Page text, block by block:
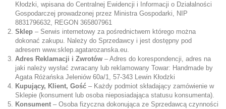
Kłodzki, wpisana do Centralnej Ewidencji i Informacji o Działalności
Gospodarczej prowadzonej przez Ministra Gospodarki, NIP
8831796632, REGON 365807961
Sklep – Serwis internetowy za pośrednictwem którego można
dokonać zakupu. Należy do Sprzedawcy i jest dostępny pod
adresem www.sklep.agatarozanska.eu.
Adres Reklamacji i Zwrotów – Adres do korespondencji, adres na
jaki należy wysłać zwracany lub reklamowany Towar: Handmade by
Agata Różańska Jeleniów 60a/1, 57-343 Lewin Kłodzki
Kupujący, Klient, Gość – Każdy podmiot składający zamówienie w
Sklepie (konsument lub osoba nieposiadająca statusu konsumenta).
Konsument – Osoba fizyczna dokonująca ze Sprzedawcą czynności